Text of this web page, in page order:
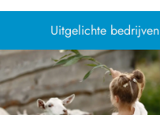
Uitgelichte bedrijven